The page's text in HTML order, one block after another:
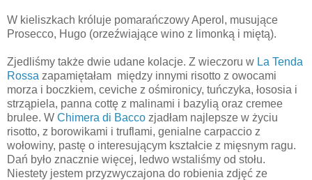
W kieliszkach króluje pomarańczowy Aperol, musujące
Prosecco, Hugo (orzeźwiające wino z limonką i miętą).
Zjedliśmy także dwie udane kolacje. Z wieczoru w La Tenda
Rossa zapamiętałam między innymi risotto z owocami
morza i boczkiem, ceviche z ośmironicy, tuńczyka, łososia i
strząpiela, panna cottę z malinami i bazylią oraz cremee
brulee. W Chimera di Bacco zjadłam najlepsze w życiu
risotto, z borowikami i truflami, genialne carpaccio z
wołowiny, pastę o interesującym kształcie z mięsnym ragu.
Dań było znacznie więcej, ledwo wstaliśmy od stołu.
Niestety jestem przyzwyczajona do robienia zdjęć ze